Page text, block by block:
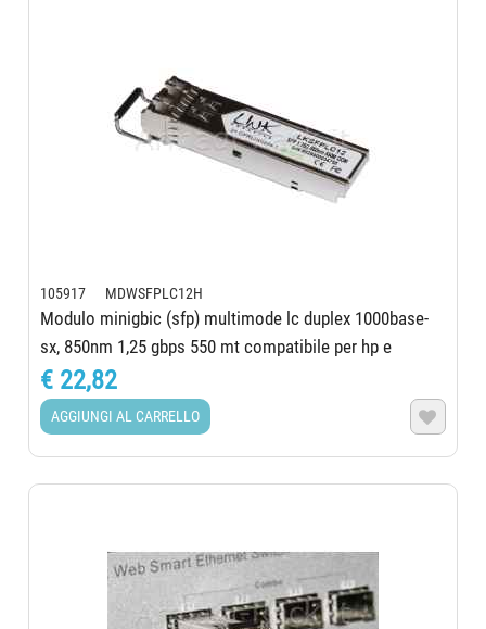
105917 MDWSFPLC12H
Modulo minigbic (sfp) multimode lc duplex 1000base-
sx, 850nm 1,25 gbps 550 mt compatibile per hp e
procurve con ddm
€ 22,82
AGGIUNGI AL CARRELLO 